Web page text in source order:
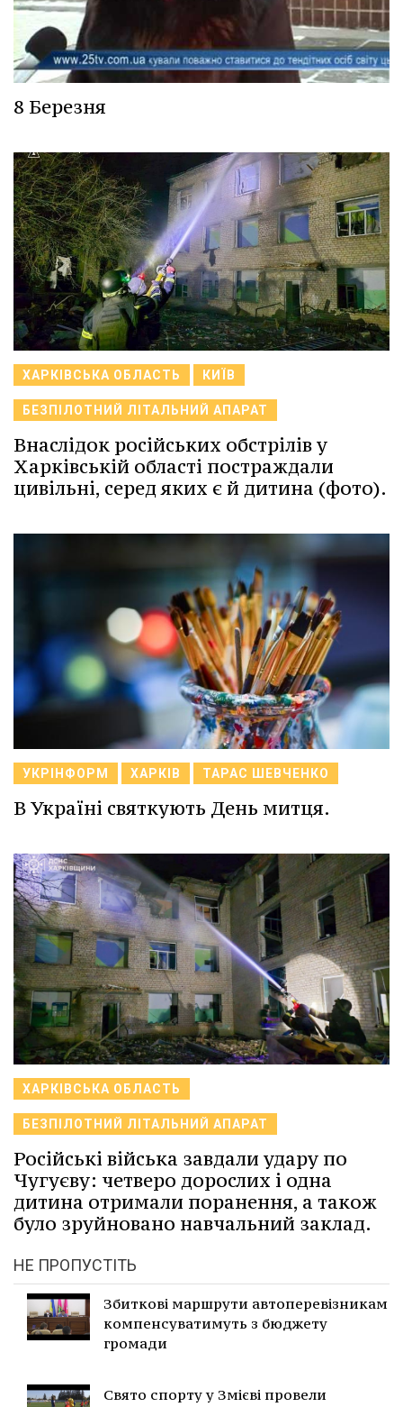
8 Березня
ХАРКІВСЬКА ОБЛАСТЬ КИЇВ
БЕЗПІЛОТНИЙ ЛІТАЛЬНИЙ АПАРАТ
Внаслідок російських обстрілів у
Харківській області постраждали
цивільні, серед яких є й дитина (фото).
УКРІНФОРМ ХАРКІВ ТАРАС ШЕВЧЕНКО
В Україні святкують День митця.
ХАРКІВСЬКА ОБЛАСТЬ
БЕЗПІЛОТНИЙ ЛІТАЛЬНИЙ АПАРАТ
Російські війська завдали удару по
Чугуєву: четверо дорослих і одна
дитина отримали поранення, а також
було зруйновано навчальний заклад.
НЕ ПРОПУСТІТЬ
Збиткові маршрути автоперевізникам
компенсуватимуть з бюджету
громади
Свято спорту у Змієві провели